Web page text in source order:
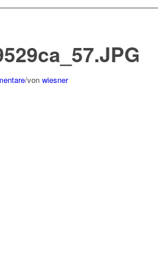
/von wiesner